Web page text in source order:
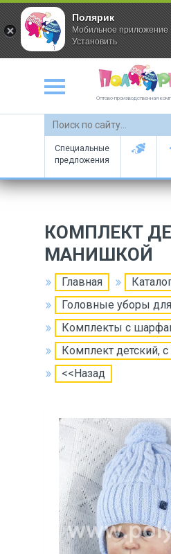
Оптово-производственная
Специальные
предложения
КОМПЛЕКТ
МАНИШКОЙ
Главная
Головные уборы
Комплекты с
Комплект детский,
<<Назад
Полярик
Мобильное приложение
Установить